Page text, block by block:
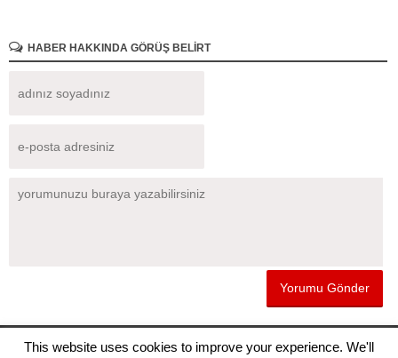
HABER HAKKINDA GÖRÜŞ BELİRT
This website uses cookies to improve your experience. We'll